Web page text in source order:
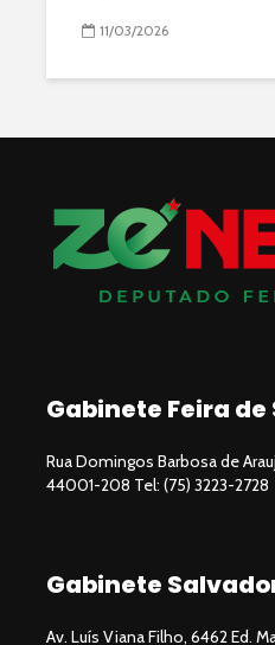
11/03/2026
Gabinete Feira
Rua Domingos Barbosa de
44001-208 Tel: (75) 3223-2728
Gabinete
Av. Luís Viana Filho, 6462 Ed.